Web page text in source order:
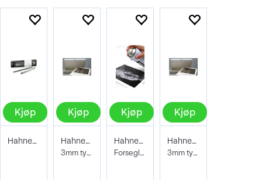
Kjøp
Hahnemühle Signing Pen Duo
Kjøp
Hahnemühle Archive & Portfoliobox A2
3mm tykkelse 605x435x35 mm
Kjøp
Hahnemühle Protective Spray 400ml
Forseglende og beskyttene lakk
Kjøp
Hahnemühle Archive & Portfoliobox A3+
3mm tykkelse 32,9 x 48,3 cm